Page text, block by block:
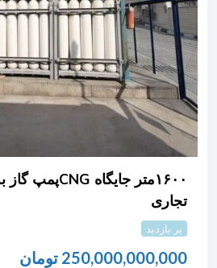
تجاری
پر بازدید
250,000,000,000 تومان